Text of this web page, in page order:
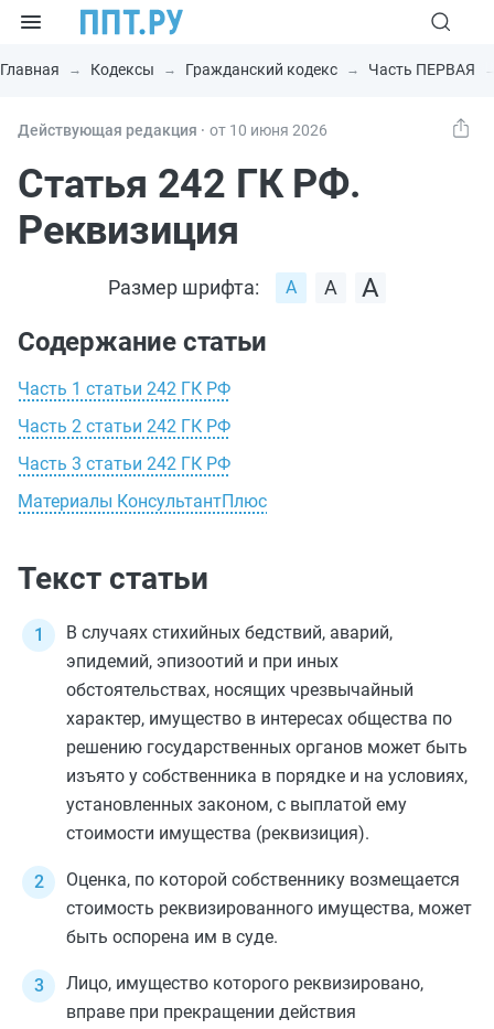
Главная Кодексы Гражданский кодекс Часть ПЕРВАЯ
Действующая редакция ⸱ от 10 июня 2026
Статья 242 ГК РФ.
Реквизиция
Размер шрифта:
Содержание статьи
Часть 1 статьи 242 ГК РФ
Часть 2 статьи 242 ГК РФ
Часть 3 статьи 242 ГК РФ
Материалы КонсультантПлюс
Текст статьи
В случаях стихийных бедствий, аварий,
эпидемий, эпизоотий и при иных
обстоятельствах, носящих чрезвычайный
характер, имущество в интересах общества по
решению государственных органов может быть
изъято у собственника в порядке и на условиях,
установленных законом, с выплатой ему
стоимости имущества (реквизиция).
Оценка, по которой собственнику возмещается
стоимость реквизированного имущества, может
быть оспорена им в суде.
Лицо, имущество которого реквизировано,
вправе при прекращении действия